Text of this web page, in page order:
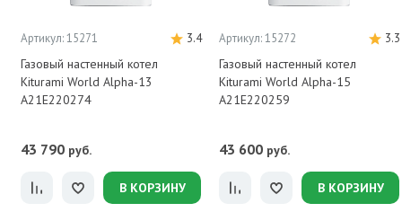
Артикул: 15271 3.4
Газовый настенный котел
Kiturami World Alpha-13
A21E220274
43 790 руб.
В КОРЗИНУ
Артикул: 15272 3.3
Газовый настенный котел
Kiturami World Alpha-15
A21E220259
43 600 руб.
В КОРЗИНУ